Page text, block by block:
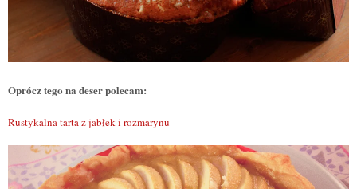
Oprócz tego na deser polecam:
Rustykalna tarta z jabłek i rozmarynu